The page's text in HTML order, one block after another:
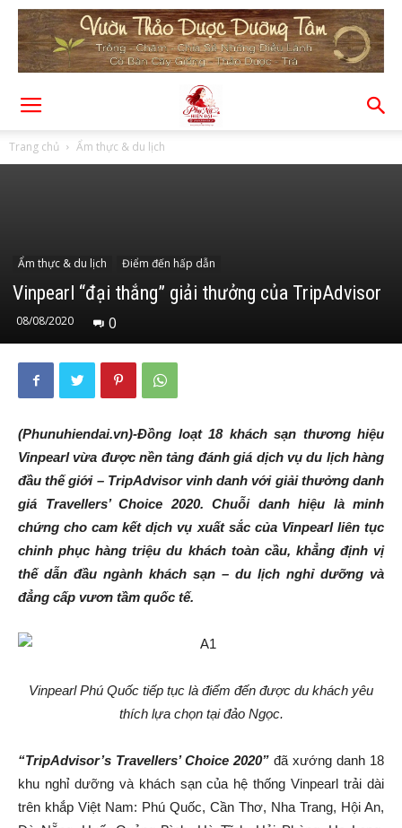
Trang chủ Ẩm thực & du lịch
Ẩm thực & du lịch Điểm đến hấp dẫn
Vinpearl “đại thắng” giải thưởng của TripAdvisor
08/08/2020 0
(Phunuhiendai.vn)-Đồng loạt 18 khách sạn thương hiệu
Vinpearl vừa được nền tảng đánh giá dịch vụ du lịch hàng
đầu thế giới – TripAdvisor vinh danhvới giải thưởng danh
giá Travellers’ Choice 2020. Chuỗi danh hiệu là minh
chứng cho cam kết dịch vụ xuất sắc của Vinpearl liên tục
chinh phục hàng triệu du khách toàn cầu, khẳng định vị
thế dẫn đầu ngành khách sạn – du lịch nghỉ dưỡng và
đẳng cấp vươn tầm quốc tế.
Vinpearl Phú Quốc tiếp tục là điểm đến được du khách yêu
thích lựa chọn tại đảo Ngọc.
“TripAdvisor’s Travellers’ Choice 2020” đã xướng danh 18
khu nghỉ dưỡng và khách sạn của hệ thống Vinpearl trải dài
trên khắp Việt Nam: Phú Quốc, Cần Thơ, Nha Trang, Hội An,